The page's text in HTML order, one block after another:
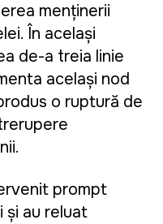
menținerii
În același
de-a treia linie
același nod
o ruptură de
prompt
și au reluat